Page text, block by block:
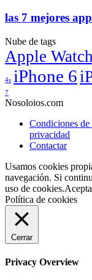
las 7 mejores
Nube de tags
Apple Watch
4s iPhone 6
7
Nosoloios.com
Condiciones
privacidad
Contactar
Usamos cookies
navegación. Si
uso de cookies.
Política de cookies
Cerrar
Privacy Overview